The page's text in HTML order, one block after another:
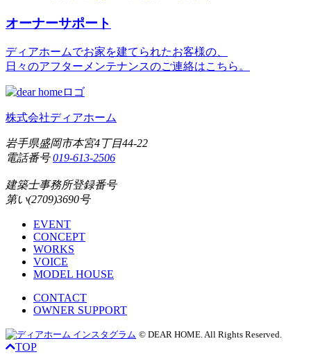
オーナーサポート
ディアホームでお家を建てられたお客様の、
日々のアフターメンテナンスのご連絡はこちら。
株式会社ディアホーム
岩手県盛岡市本宮4丁目44-22
電話番号019-613-2506
建築士事務所登録番号
第い(2709)3690号
EVENT
CONCEPT
WORKS
VOICE
MODEL HOUSE
CONTACT
OWNER SUPPORT
© DEAR HOME. All Rights Reserved.
TOP